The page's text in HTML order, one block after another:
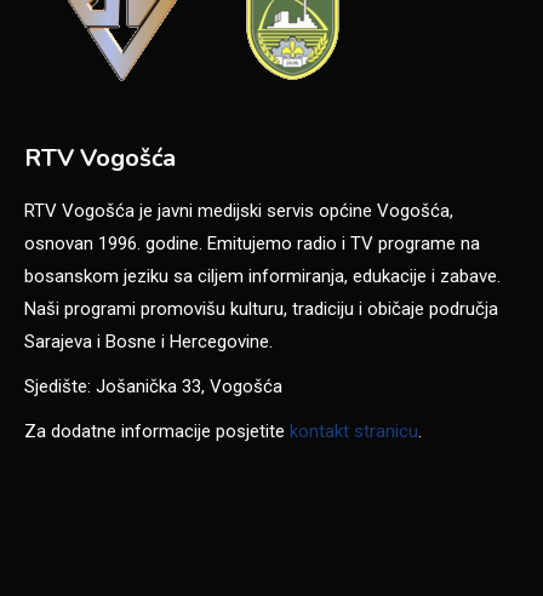
RTV Vogošća
RTV Vogošća je javni medijski servis općine Vogošća,
osnovan 1996. godine. Emitujemo radio i TV programe na
bosanskom jeziku sa ciljem informiranja, edukacije i zabave.
Naši programi promovišu kulturu, tradiciju i običaje područja
Sarajeva i Bosne i Hercegovine.
Sjedište: Jošanička 33, Vogošća
Za dodatne informacije posjetite kontakt stranicu.